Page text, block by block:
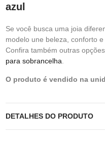
azul
Se você busca uma joia
modelo une beleza, conforto
Confira também outras
para sobrancelha
O produto é vendido na
DETALHES DO PRODUTO